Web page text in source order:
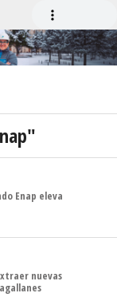
Enap eleva
nuevas